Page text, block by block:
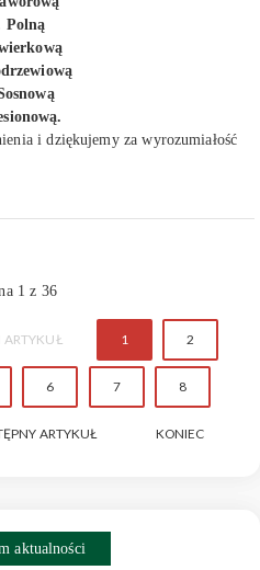
Polną
i dziękujemy za wyrozumiałość
1 z 36
ARTYKUŁ 1 2
6 7 8
ARTYKUŁ KONIEC
aktualności